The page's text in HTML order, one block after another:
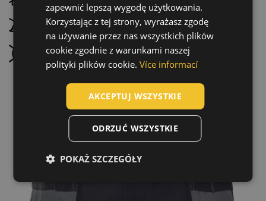
Nie prasować
Nie czyścić chemicznie
HUNGARIAN
SLOVAK
DUTCH
LATVIAN
zapewnić lepszą wygodę użytkowania.
Korzystając z tej strony, wyrażasz zgodę
na używanie przez nas wszystkich plików
cookie zgodnie z warunkami naszej
polityki plików cookie. Více informací
AKCEPTUJ WSZYSTKIE
ODRZUĆ WSZYSTKIE
POKAŻ SZCZEGÓŁY